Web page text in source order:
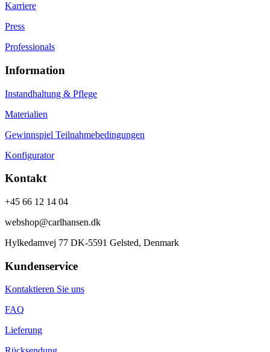
Karriere
Press
Professionals
Information
Instandhaltung & Pflege
Materialien
Gewinnspiel Teilnahmebedingungen
Konfigurator
Kontakt
+45 66 12 14 04
webshop@carlhansen.dk
Hylkedamvej 77 DK-5591 Gelsted, Denmark
Kundenservice
Kontaktieren Sie uns
FAQ
Lieferung